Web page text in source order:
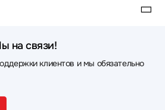
на связи!
клиентов и мы обязательно